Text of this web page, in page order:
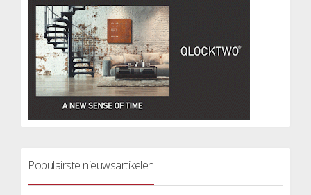
Populairste nieuwsartikelen